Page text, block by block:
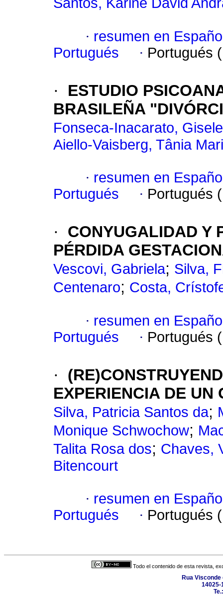
· resumen en
Portugués
· Portugués
·
ESTUDIO
BRASILEÑA
Fonseca-Inacarato,
Aiello-Vaisberg, Tânia
· resumen en
Portugués
· Portugués
·
CONYUGALIDAD Y
PÉRDIDA
Vescovi, Gabriela; Silva,
Centenaro; Costa,
· resumen en
Portugués
· Portugués
·
EXPERIENCIA DE UN
Silva, Patricia Santos da;
Monique Schwochow;
Talita Rosa dos; Chaves,
Bitencourt
· resumen en
Portugués
· Portugués
Todo el contenido de esta revista,
Rua Visconde
14025-